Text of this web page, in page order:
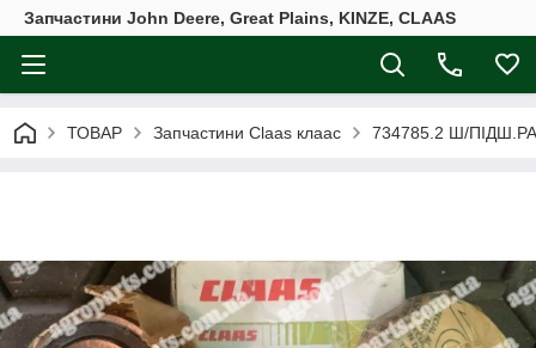
Запчастини John Deere, Great Plains, KINZE, CLAAS
ТОВАР Запчастини Claas клаас 734785.2 Ш/